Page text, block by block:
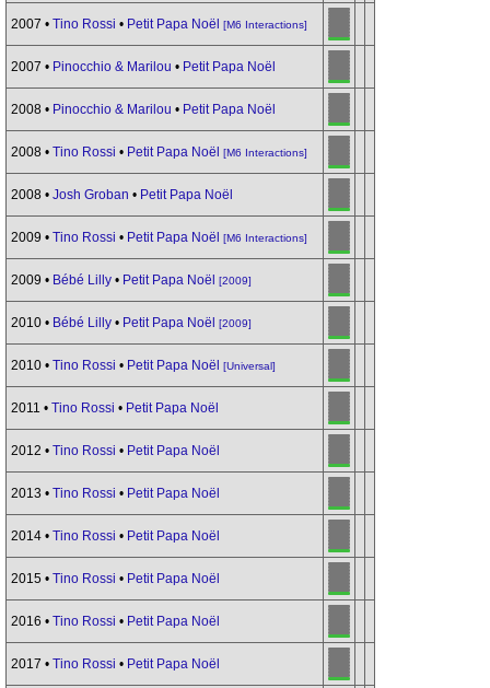
2007 • Tino Rossi • Petit Papa Noël [M6 Interactions]
2007 • Pinocchio & Marilou • Petit Papa Noël
2008 • Pinocchio & Marilou • Petit Papa Noël
2008 • Tino Rossi • Petit Papa Noël [M6 Interactions]
2008 • Josh Groban • Petit Papa Noël
2009 • Tino Rossi • Petit Papa Noël [M6 Interactions]
2009 • Bébé Lilly • Petit Papa Noël [2009]
2010 • Bébé Lilly • Petit Papa Noël [2009]
2010 • Tino Rossi • Petit Papa Noël [Universal]
2011 • Tino Rossi • Petit Papa Noël
2012 • Tino Rossi • Petit Papa Noël
2013 • Tino Rossi • Petit Papa Noël
2014 • Tino Rossi • Petit Papa Noël
2015 • Tino Rossi • Petit Papa Noël
2016 • Tino Rossi • Petit Papa Noël
2017 • Tino Rossi • Petit Papa Noël